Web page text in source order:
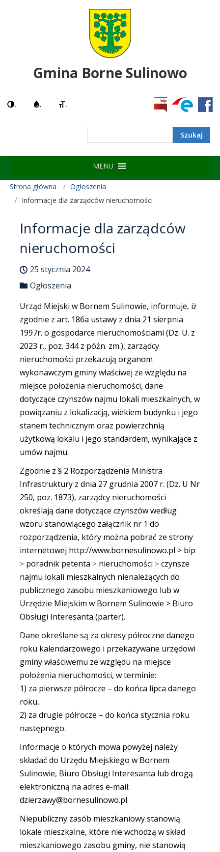
Gmina Borne Sulinowo
. . .
MENU
Strona główna
Ogłoszenia
Informacje dla zarządców nieruchomości
Informacje dla zarządców
nieruchomości
25 stycznia 2024
Ogłoszenia
Urząd Miejski w Bornem Sulinowie, informuje, iż
zgodnie z art. 186a ustawy z dnia 21 sierpnia
1997r. o gospodarce nieruchomościami (Dz. U. z
2023 r., poz. 344 z późn. zm.), zarządcy
nieruchomości przekazują organom
wykonawczym gminy właściwej ze względu na
miejsce położenia nieruchomości, dane
dotyczące czynszów najmu lokali mieszkalnych, w
powiązaniu z lokalizacją, wiekiem budynku i jego
stanem technicznym oraz powierzchnią
użytkową lokalu i jego standardem, wynikające z
umów najmu.
Zgodnie z § 2 Rozporządzenia Ministra
Infrastruktury z dnia 27 grudnia 2007 r. (Dz. U Nr
250, poz. 1873), zarządcy nieruchomości
określają dane dotyczące czynszów według
wzoru stanowiącego załącznik nr 1 do
rozporządzenia, który można pobrać ze strony
internetowej http://www.bornesulinowo.pl > bip
˃ poradnik petenta ˃ nieruchomości ˃ czynsze
najmu lokali mieszkalnych nienależących do
publicznego zasobu mieszkaniowego lub w
Urzędzie Miejskim w Bornem Sulinowie > Biuro
Obsługi Interesanta (parter).
Dane określane są za okresy półroczne danego
roku kalendarzowego i przekazywane urzędowi
gminy właściwemu ze względu na miejsce
położenia nieruchomości, w terminie:
1) za pierwsze półrocze – do końca lipca danego
roku,
2) za drugie półrocze – do końca stycznia roku
następnego.
Informacje o których mowa powyżej należy
składać do Urzędu Miejskiego w Bornem
Sulinowie, Biuro Obsługi Interesanta lub drogą
elektroniczną na adres e-mail:
dzierzawy@bornesulinowo.pl
Niepubliczny zasób mieszkaniowy stanowią
lokale mieszkalne, które nie wchodzą w skład
mieszkaniowego zasobu gminy, nie stanowią